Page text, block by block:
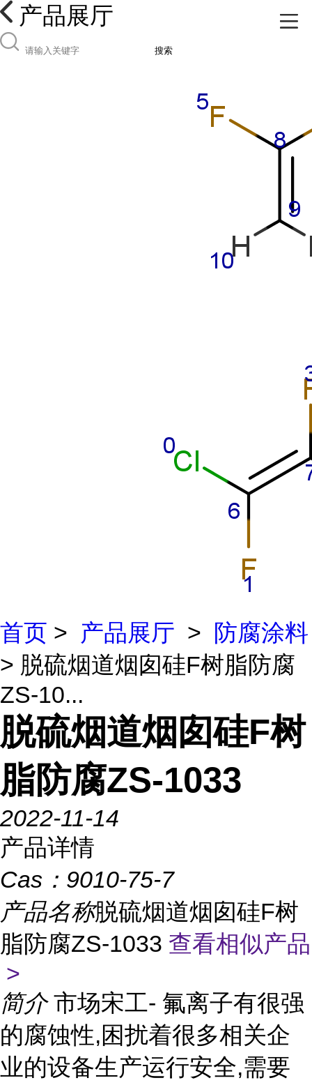
产品展厅
搜索
首页 > 产品展厅 >
防腐涂料
> 脱硫烟道烟囱硅F树脂防腐
ZS-10...
脱硫烟道烟囱硅F树
脂防腐ZS-1033
2022-11-14
产品详情
Cas： 9010-75-7
产品名称脱硫烟道烟囱硅F树
脂防腐ZS-1033 查看相似产品
>
简介 市场宋工- 氟离子有很强
的腐蚀性,困扰着很多相关企
业的设备生产运行安全,需要